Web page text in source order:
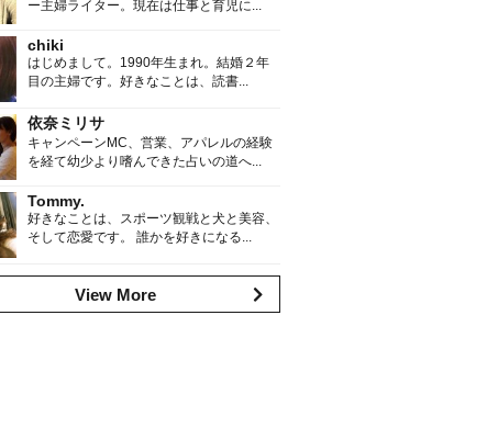
ー主婦ライター。現在は仕事と育児に...
chiki
はじめまして。1990年生まれ。結婚２年
目の主婦です。好きなことは、読書...
依奈ミリサ
キャンペーンMC、営業、アパレルの経験
を経て幼少より嗜んできた占いの道へ...
Tommy.
好きなことは、スポーツ観戦と犬と美容、
そして恋愛です。 誰かを好きになる...
View More